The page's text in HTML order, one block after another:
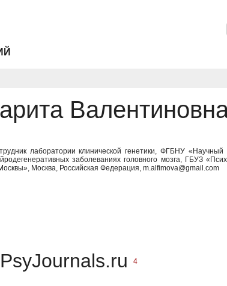
лаборатории клинической генетики, ФГБНУ
заболеваниях головного мозга, ГБУЗ
Москва, Российская Федерация, m.alfimova@gmail.com
4